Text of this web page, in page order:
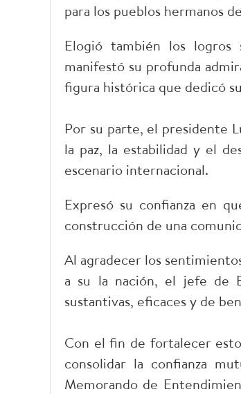
para los pueblos hermanos
Elogió también los logros
manifestó su profunda
figura histórica que dedicó
Por su parte, el presidente
la paz, la estabilidad y el
escenario internacional.
Expresó su confianza en
construcción de una
Al agradecer los
a su la nación, el jefe de
sustantivas, eficaces y de
Con el fin de fortalecer
consolidar la confianza
Memorando de